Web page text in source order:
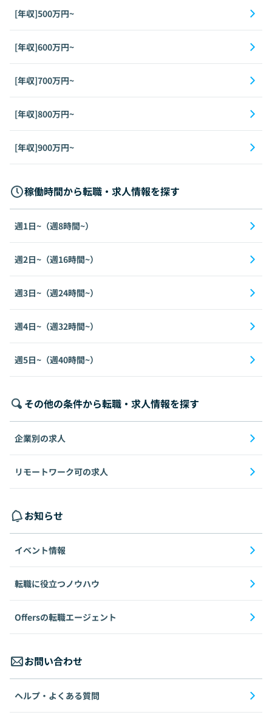
[年収]500万円~
[年収]600万円~
[年収]700万円~
[年収]800万円~
[年収]900万円~
稼働時間から転職・求人情報を探す
週1日~（週8時間~）
週2日~（週16時間~）
週3日~（週24時間~）
週4日~（週32時間~）
週5日~（週40時間~）
その他の条件から転職・求人情報を探す
企業別の求人
リモートワーク可の求人
お知らせ
イベント情報
転職に役立つノウハウ
Offersの転職エージェント
お問い合わせ
ヘルプ・よくある質問